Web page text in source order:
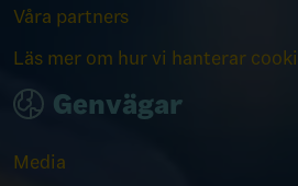
Våra partners
Läs mer om hur vi hanterar
Genvägar
Media